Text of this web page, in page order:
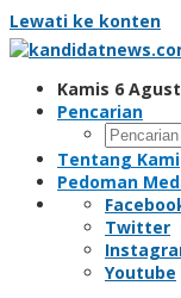
Lewati ke konten
Kamis 6
Pencarian
Tentang Kami
Pedoman
Twitter
Youtube